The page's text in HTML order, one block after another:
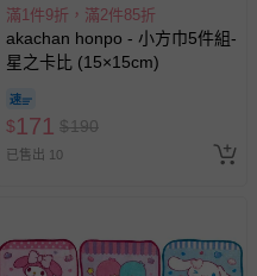
滿1件9折，滿2件85折
akachan honpo - 小方巾5件組-
星之卡比 (15×15cm)
$171 $190
已售出 10